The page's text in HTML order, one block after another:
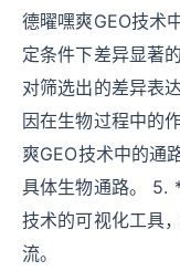
德曜嘿爽GEO技术
定条件下差异显著
对筛选出的差异表
因在生物过程中的
爽GEO技术中的通
具体生物通路。 5.
技术的可视化工具
流。